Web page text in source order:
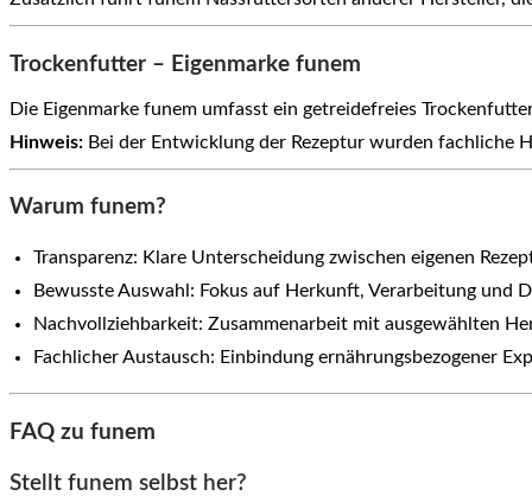
Trockenfutter – Eigenmarke funem
Die Eigenmarke funem umfasst ein getreidefreies
Hinweis: Bei der Entwicklung der Rezeptur wurden fachliche
Warum funem?
Transparenz: Klare Unterscheidung zwischen eigenen
Bewusste Auswahl: Fokus auf Herkunft, Verarbeitung und
Nachvollziehbarkeit: Zusammenarbeit mit ausgewählten
Fachlicher Austausch: Einbindung ernährungsbezogener
FAQ zu funem
Stellt funem selbst her?